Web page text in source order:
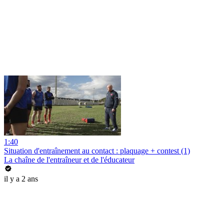
1:40
Situation d'entraînement au contact : plaquage + contest (1)
La chaîne de l'entraîneur et de l'éducateur
il y a 2 ans